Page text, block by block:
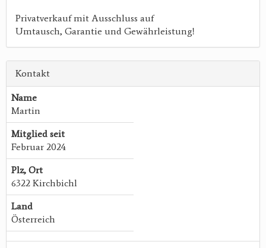
Privatverkauf mit Ausschluss auf
Umtausch, Garantie und Gewährleistung!
Kontakt
Name
Martin
Mitglied seit
Februar 2024
Plz, Ort
6322 Kirchbichl
Land
Österreich